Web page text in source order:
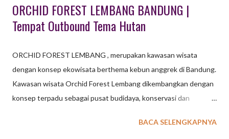
ORCHID FOREST LEMBANG BANDUNG |
Tempat Outbound Tema Hutan
ORCHID FOREST LEMBANG , merupakan kawasan wisata
dengan konsep ekowisata berthema kebun anggrek di Bandung.
Kawasan wisata Orchid Forest Lembang dikembangkan dengan
konsep terpadu sebagai pusat budidaya, konservasi dan
Meskipun belum sepenuhnya selesai pembangunannya, lokasi
BACA SELENGKAPNYA